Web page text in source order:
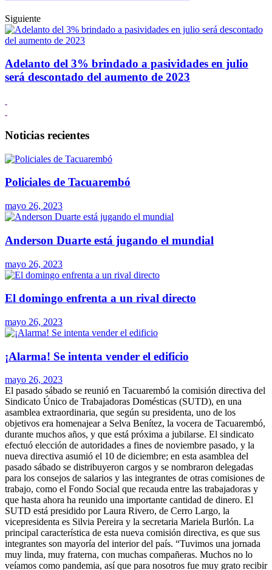
Siguiente
Adelanto del 3% brindado a pasividades en julio
será descontado del aumento de 2023
Noticias recientes
Policiales de Tacuarembó
mayo 26, 2023
Anderson Duarte está jugando el mundial
mayo 26, 2023
El domingo enfrenta a un rival directo
mayo 26, 2023
¡Alarma! Se intenta vender el edificio
mayo 26, 2023
El pasado sábado se reunió en Tacuarembó la comisión directiva del
Sindicato Único de Trabajadoras Domésticas (SUTD), en una
asamblea extraordinaria, que según su presidenta, uno de los
objetivos era homenajear a Selva Benítez, la vocera de Tacuarembó,
durante muchos años, y que está próxima a jubilarse. El sindicato
efectuó elección de autoridades a fines de noviembre pasado, y la
nueva directiva asumió el 10 de diciembre; en esta asamblea del
pasado sábado se distribuyeron cargos y se nombraron delegadas
para los consejos de salarios y las integrantes de otras comisiones de
trabajo, como el Fondo Social que recauda entre las trabajadoras y
que hasta ahora ha reunido una importante cantidad de dinero. El
SUTD está presidido por Laura Rivero, de Cerro Largo, la
vicepresidenta es Silvia Pereira y la secretaria Mariela Burlón. La
principal característica de esta nueva comisión directiva, es que sus
integrantes son mayoría del interior del país. “Tuvimos una jornada
muy linda, muy fraterna, con muchas compañeras. Muchos no lo
veíamos como pandemia, así que para nosotros fue muy grato recibir